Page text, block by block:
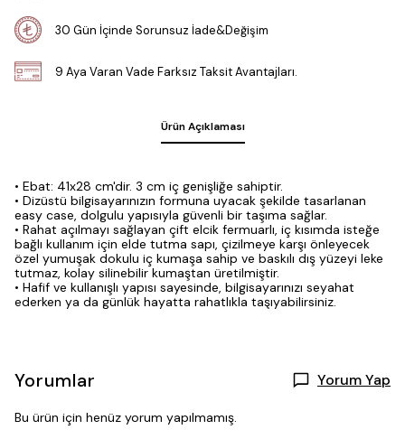
30 Gün İçinde Sorunsuz İade&Değişim
9 Aya Varan Vade Farksız Taksit Avantajları.
Ürün Açıklaması
• Ebat: 41x28 cm'dir. 3 cm iç genişliğe sahiptir.
• Dizüstü bilgisayarınızın formuna uyacak şekilde tasarlanan
easy case, dolgulu yapısıyla güvenli bir taşıma sağlar.
• Rahat açılmayı sağlayan çift elcik fermuarlı, iç kısımda isteğe
bağlı kullanım için elde tutma sapı, çizilmeye karşı önleyecek
özel yumuşak dokulu iç kumaşa sahip ve baskılı dış yüzeyi leke
tutmaz, kolay silinebilir kumaştan üretilmiştir.
• Hafif ve kullanışlı yapısı sayesinde, bilgisayarınızı seyahat
ederken ya da günlük hayatta rahatlıkla taşıyabilirsiniz.
Yorumlar Yorum Yap
Bu ürün için henüz yorum yapılmamış.